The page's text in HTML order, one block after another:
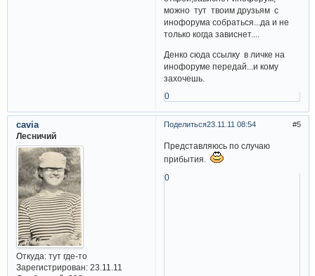
можно тут твоим друзьям с
инофорума собраться...да и не
только когда зависнет....
Денко сюда ссылку в личке на
инофоруме передай...и кому
захочешь.
0
Поделиться 5
23.11.11 08:54
cavia
Лесничий
Откуда:тут где-то
Зарегистрирован: 23.11.11
Представляюсь по случаю
прибытия.
0